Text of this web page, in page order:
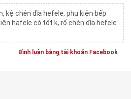
, kệ chén dĩa hefele, phụ kiện bếp
hafele có tốt k, rổ chén dĩa hefele
Bình luận bằng tài khoản Facebook